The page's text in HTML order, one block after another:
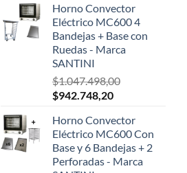
original
era:
$124.999,00.
actual
es:
$108.199,00.
Horno Convector
Eléctrico MC600 4
Bandejas + Base con
Ruedas - Marca
SANTINI
$1.047.498,00
El
original
era:
$1.047.498,00.
$942.748,20El
actual
es:
$942.748,20.
Horno Convector
Eléctrico MC600 Con
Base y 6 Bandejas + 2
Perforadas - Marca